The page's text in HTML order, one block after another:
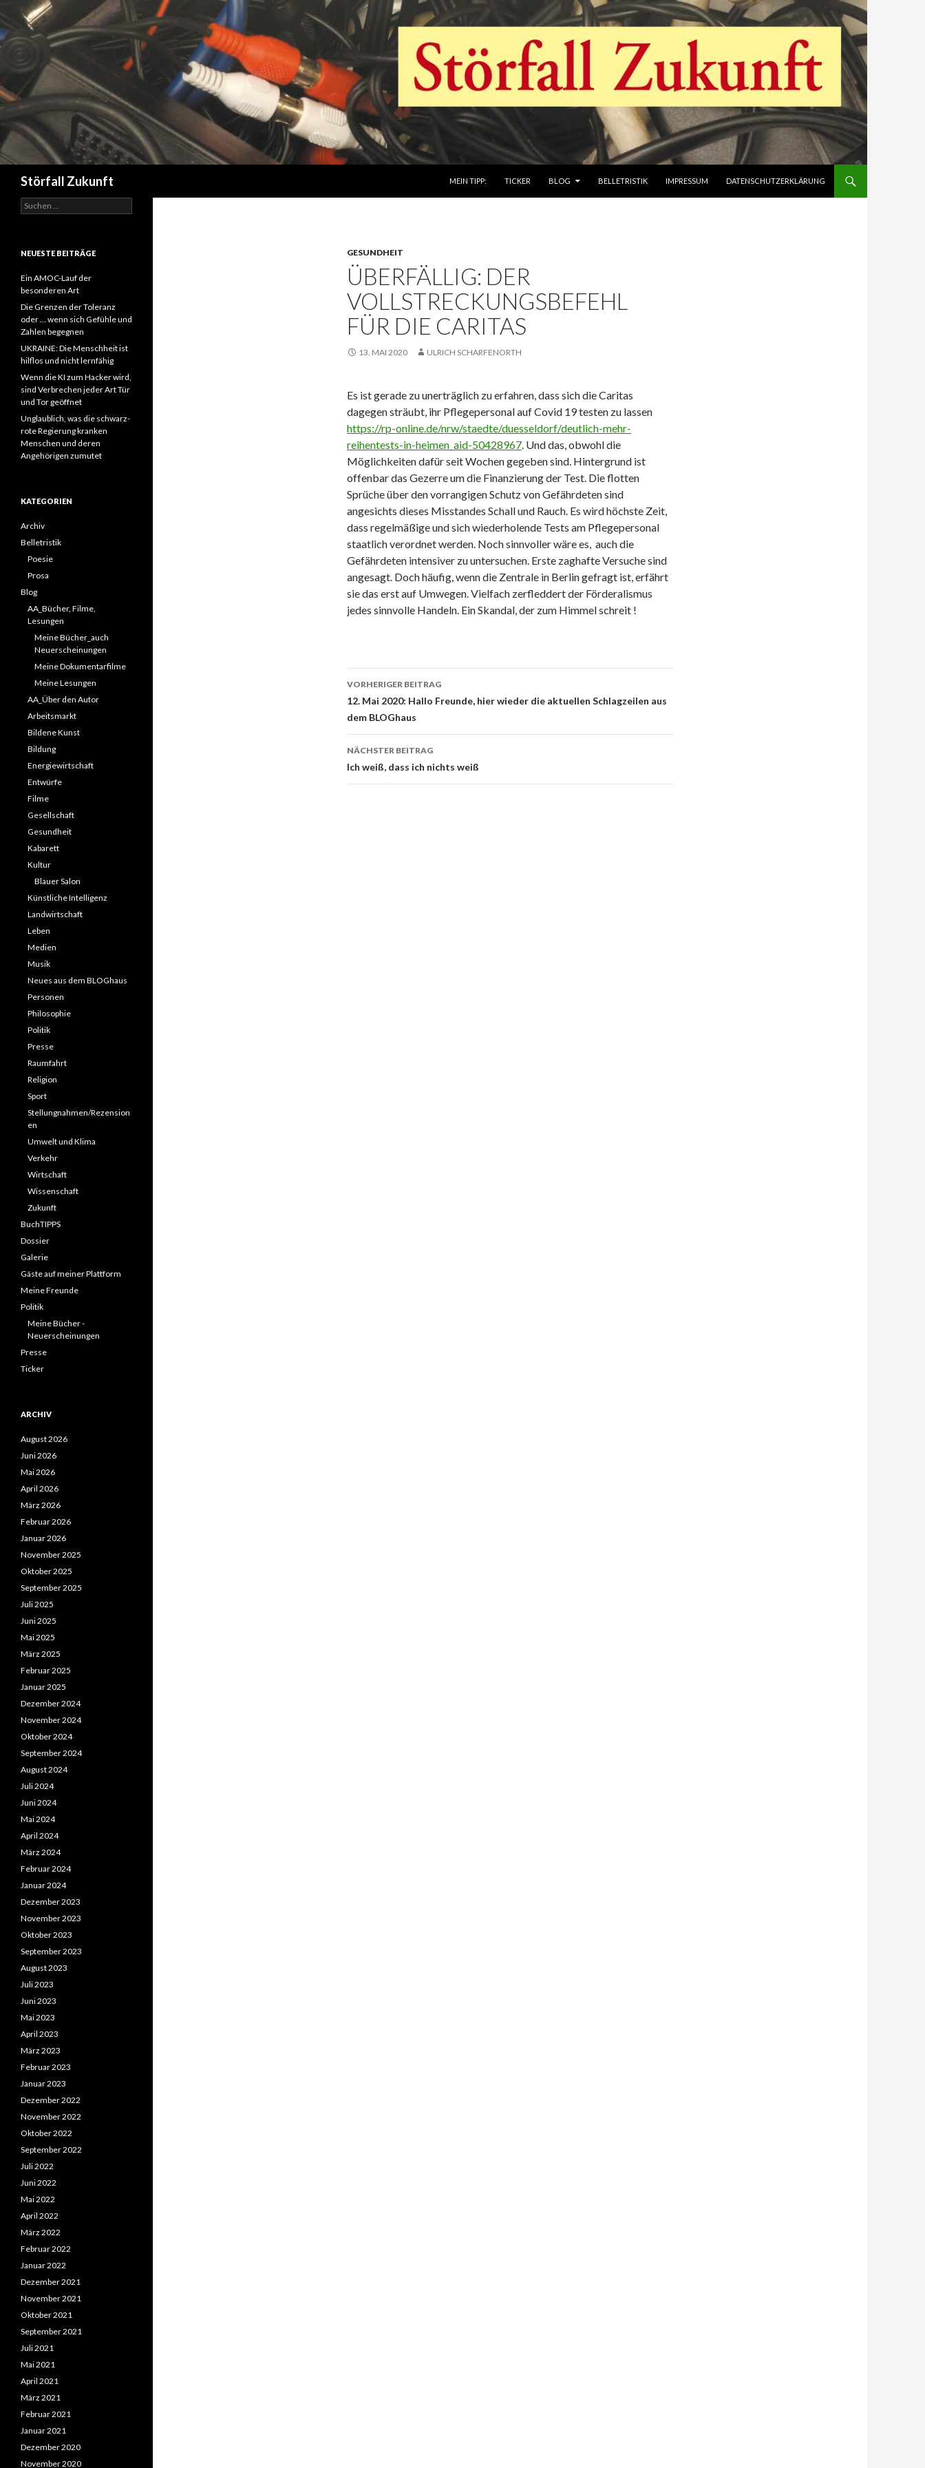
Störfall Zukunft
MEIN TIPP:
TICKER BLOG BELLETRISTIK IMPRESSUM DATENSCHUTZERKLÄRUNG
GESUNDHEIT
ÜBERFÄLLIG: DER
VOLLSTRECKUNGSBEFEHL
FÜR DIE CARITAS
13. MAI 2020 ULRICH SCHARFENORTH
Es ist gerade zu unerträglich zu erfahren, dass sich die Caritas
dagegen sträubt, ihr Pflegepersonal auf Covid 19 testen zu lassen
https://rp-online.de/nrw/staedte/duesseldorf/deutlich-mehr-
reihentests-in-heimen_aid-50428967. Und das, obwohl die
Möglichkeiten dafür seit Wochen gegeben sind. Hintergrund ist
offenbar das Gezerre um die Finanzierung der Test. Die flotten
Sprüche über den vorrangigen Schutz von Gefährdeten sind
angesichts dieses Misstandes Schall und Rauch. Es wird höchste Zeit,
dass regelmäßige und sich wiederholende Tests am Pflegepersonal
staatlich verordnet werden. Noch sinnvoller wäre es, auch die
Gefährdeten intensiver zu untersuchen. Erste zaghafte Versuche sind
angesagt. Doch häufig, wenn die Zentrale in Berlin gefragt ist, erfährt
sie das erst auf Umwegen. Vielfach zerfleddert der Förderalismus
jedes sinnvolle Handeln. Ein Skandal, der zum Himmel schreit !
Beitrags-
Navigation
VORHERIGER BEITRAG
12. Mai 2020: Hallo Freunde, hier wieder die aktuellen Schlagzeilen aus
dem BLOGhaus
NÄCHSTER BEITRAG
Ich weiß, dass ich nichts weiß
Suchen
nach:
NEUESTE BEITRÄGE
Ein AMOC-Lauf der
besonderen Art
Die Grenzen der Toleranz
oder … wenn sich Gefühle und
Zahlen begegnen
UKRAINE: Die Menschheit ist
hilflos und nicht lernfähig
Wenn die KI zum Hacker wird,
sind Verbrechen jeder Art Tür
und Tor geöffnet
Unglaublich, was die schwarz-
rote Regierung kranken
Menschen und deren
Angehörigen zumutet
KATEGORIEN
Archiv
Belletristik
Poesie
Prosa
Blog
AA_Bücher, Filme,
Lesungen
Meine Bücher_auch
Neuerscheinungen
Meine Dokumentarfilme
Meine Lesungen
AA_Über den Autor
Arbeitsmarkt
Bildene Kunst
Bildung
Energiewirtschaft
Entwürfe
Filme
Gesellschaft
Gesundheit
Kabarett
Kultur
Blauer Salon
Künstliche Intelligenz
Landwirtschaft
Leben
Medien
Musik
Neues aus dem BLOGhaus
Personen
Philosophie
Politik
Presse
Raumfahrt
Religion
Sport
Stellungnahmen/Rezension
en
Umwelt und Klima
Verkehr
Wirtschaft
Wissenschaft
Zukunft
BuchTIPPS
Dossier
Galerie
Gäste auf meiner Plattform
Meine Freunde
Politik
Meine Bücher -
Neuerscheinungen
Presse
Ticker
ARCHIV
August 2026
Juni 2026
Mai 2026
April 2026
März 2026
Februar 2026
Januar 2026
November 2025
Oktober 2025
September 2025
Juli 2025
Juni 2025
Mai 2025
März 2025
Februar 2025
Januar 2025
Dezember 2024
November 2024
Oktober 2024
September 2024
August 2024
Juli 2024
Juni 2024
Mai 2024
April 2024
März 2024
Februar 2024
Januar 2024
Dezember 2023
November 2023
Oktober 2023
September 2023
August 2023
Juli 2023
Juni 2023
Mai 2023
April 2023
März 2023
Februar 2023
Januar 2023
Dezember 2022
November 2022
Oktober 2022
September 2022
Juli 2022
Juni 2022
Mai 2022
April 2022
März 2022
Februar 2022
Januar 2022
Dezember 2021
November 2021
Oktober 2021
September 2021
Juli 2021
Mai 2021
April 2021
März 2021
Februar 2021
Januar 2021
Dezember 2020
November 2020